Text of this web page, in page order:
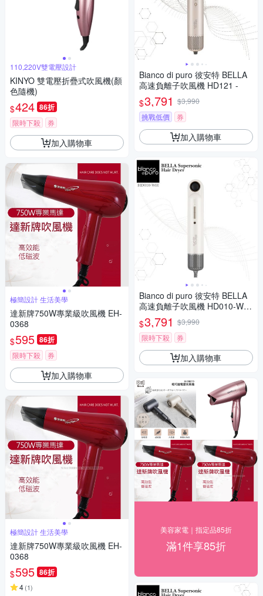
110,220V雙電壓設計
KINYO 雙電壓折疊式吹風機(顏
色隨機)
$424 86折
限時下殺 券
加入購物車
極簡設計 生活美學
達新牌750W專業級吹風機 EH-
0368
$595 86折
限時下殺 券
加入購物車
極簡設計 生活美學
達新牌750W專業級吹風機 EH-
0368
$595 86折
4(1)
Bianco di puro 彼安特 BELLA
高速負離子吹風機 HD121 -
$3,791 $3,990
挑戰低價
券
加入購物車
Bianco di puro 彼安特 BELLA
高速負離子吹風機 HD010-WH
$3,791 $3,990
限時下殺
券
加入購物車
美容家電｜指定品85折
滿1件享85折